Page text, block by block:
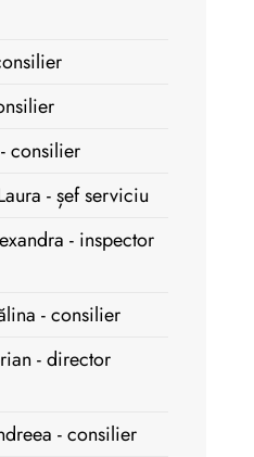
consilier
- șef serviciu
- inspector
- consilier
- director
- consilier